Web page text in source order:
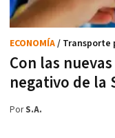
Con las
negativo de la
ECONOMÍA/ Transporte
PorS.A.